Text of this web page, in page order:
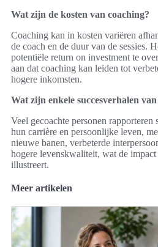
Wat zijn de kosten van coaching?
Coaching kan in kosten variëren
de coach en de duur van de sessies.
potentiële return on investment te
aan dat coaching kan leiden tot
hogere inkomsten.
Wat zijn enkele succesverhalen
Veel gecoachte personen
hun carrière en persoonlijke leven,
nieuwe banen, verbeterde
hogere levenskwaliteit, wat de
illustreert.
Meer artikelen